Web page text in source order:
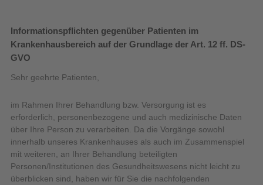
Informationspflichten gegenüber Patienten im
Krankenhausbereich auf der Grundlage der Art. 12 ff. DS-
GVO
Sehr geehrte Patienten,
im Rahmen Ihrer Behandlung bzw. Versorgung ist es
erforderlich, personenbezogene und auch medizinische Daten
über Ihre Person zu verarbeiten. Da die Vorgänge sowohl
innerhalb unseres Krankenhauses als auch im Zusammenspiel
mit weiteren, an Ihrer Behandlung beteiligten
Personen/Institutionen des Gesundheitswesens nicht leicht zu
überblicken sind, haben wir für Sie die nachfolgenden